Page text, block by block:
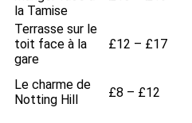
la Tamise
Terrasse sur le
toit face à la
gare
£12 – £17
Le charme de
Notting Hill
£8 – £12